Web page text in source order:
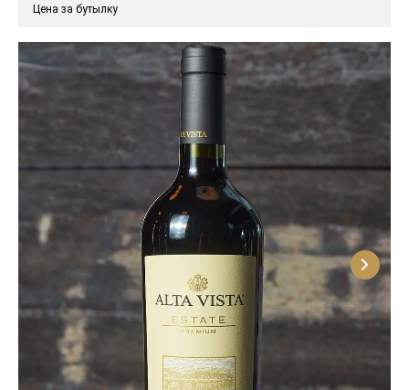
Цена за бутылку